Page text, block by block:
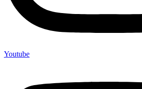
Youtube